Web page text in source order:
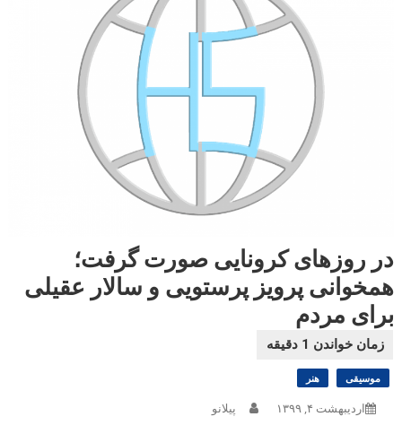
در روزهای کرونایی صورت گرفت؛
همخوانی پرویز پرستویی و سالار عقیلی
برای مردم
موسیقی هنر
اردیبهشت ۴, ۱۳۹۹ پیلانو